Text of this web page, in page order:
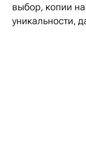
выбор, копии
уникальности,